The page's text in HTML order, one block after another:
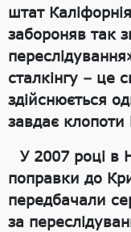
штат
забороняв так
сталкінгу – це
здійснюється
завдає клопоти
У 2007 році в
поправки до
передбачали
за